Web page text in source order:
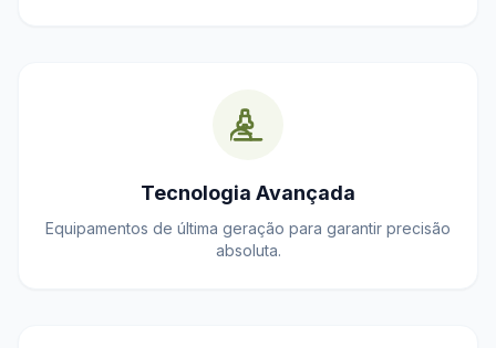
Tecnologia Avançada
Equipamentos de última geração para garantir precisão
absoluta.